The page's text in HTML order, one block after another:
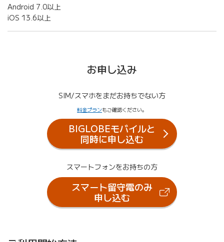
Android 7.0以上
iOS 13.6以上
お申し込み
SIM/スマホをまだお持ちでない方
料金プランもご確認ください。
BIGLOBEモバイルと
同時に申し込む
スマートフォンをお持ちの方
スマート留守電のみ
申し込む（新しいタブで開きます）